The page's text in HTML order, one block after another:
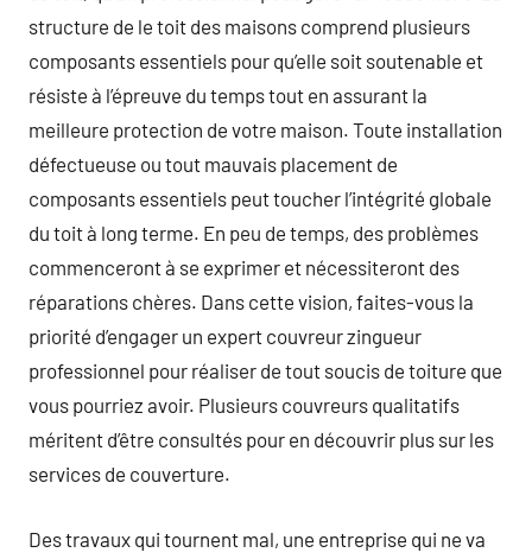
structure de le toit des maisons comprend plusieurs
composants essentiels pour qu’elle soit soutenable et
résiste à l’épreuve du temps tout en assurant la
meilleure protection de votre maison. Toute installation
défectueuse ou tout mauvais placement de
composants essentiels peut toucher l’intégrité globale
du toit à long terme. En peu de temps, des problèmes
commenceront à se exprimer et nécessiteront des
réparations chères. Dans cette vision, faites-vous la
priorité d’engager un expert couvreur zingueur
professionnel pour réaliser de tout soucis de toiture que
vous pourriez avoir. Plusieurs couvreurs qualitatifs
méritent d’être consultés pour en découvrir plus sur les
services de couverture.
Des travaux qui tournent mal, une entreprise qui ne va